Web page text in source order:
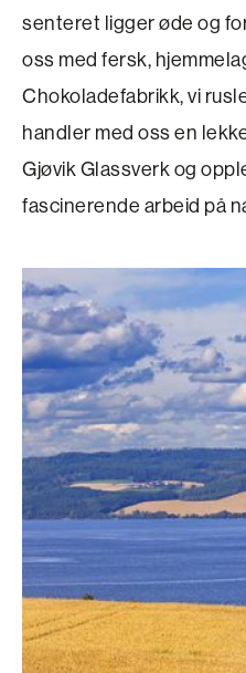
senteret ligger øde og
oss med fersk,
Chokoladefabrikk, vi
handler med oss en
Gjøvik Glassverk og
fascinerende arbeid på